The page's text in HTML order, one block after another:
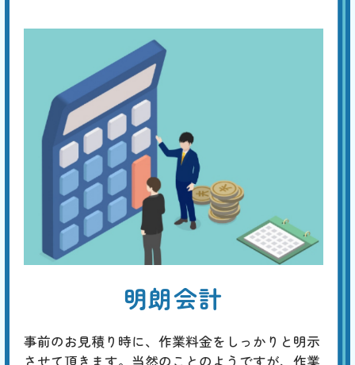
明朗会計
事前のお見積り時に、作業料金をしっかりと明示
させて頂きます。当然のことのようですが、作業